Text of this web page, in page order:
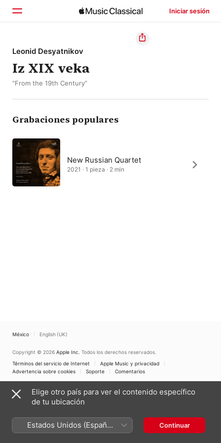
Iniciar sesión
Inicio
Explorar
Leonid Desyatnikov
Iz XIX veka
“From the 19th Century”
Grabaciones populares
New Russian Quartet
2021 · 1 pieza · 2 min
México English (UK)
Copyright © 2026 Apple Inc. Todos los derechos reservados.
Términos del servicio de Internet
Apple Music y privacidad
Advertencia sobre cookies
Soporte Comentarios
Elige otro país para ver el contenido específico
de tu ubicación
Estados Unidos (Español
México)
Continuar